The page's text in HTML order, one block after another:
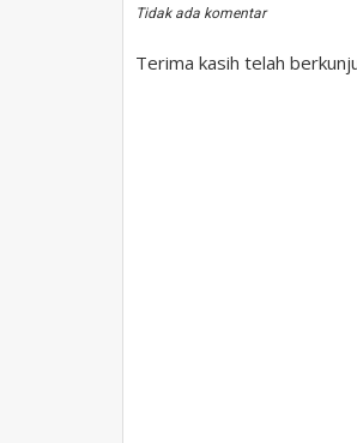
Tidak ada komentar
Terima kasih telah